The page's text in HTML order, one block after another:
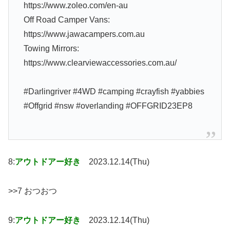
https://www.zoleo.com/en-au
Off Road Camper Vans:
https://www.jawacampers.com.au
Towing Mirrors:
https://www.clearviewaccessories.com.au/
#Darlingriver #4WD #camping #crayfish #yabbies
#Offgrid #nsw #overlanding #OFFGRID23EP8
8:アウトドアー好き 2023.12.14(Thu)
>>7 おつおつ
9:アウトドアー好き 2023.12.14(Thu)